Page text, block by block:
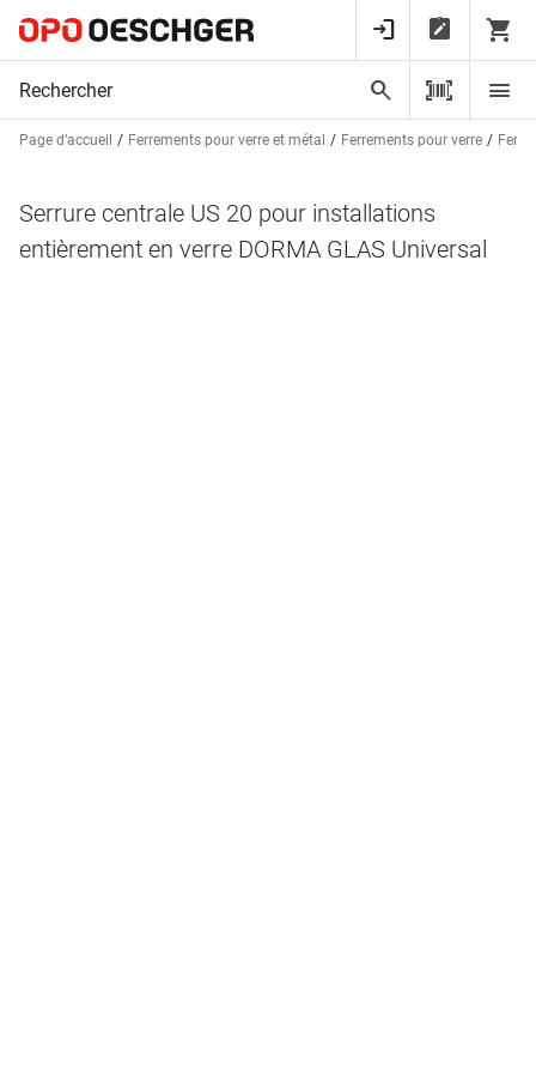
Page d’accueil Ferrements pour verre et métal Ferrements pour verre
Serrure centrale US 20 pour installations
entièrement en verre DORMA GLAS Universal